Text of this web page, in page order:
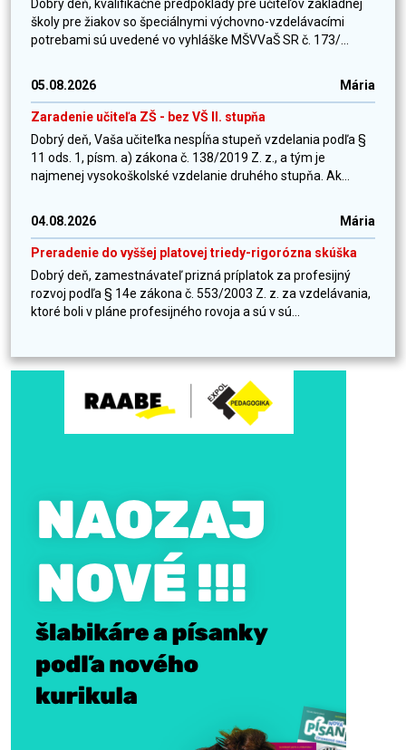
Dobrý deň, kvalifikačné predpoklady pre učiteľov základnej
školy pre žiakov so špeciálnymi výchovno-vzdelávacími
potrebami sú uvedené vo vyhláške MŠVVaŠ SR č. 173/...
05.08.2026 Mária
Zaradenie učiteľa ZŠ - bez VŠ II. stupňa
Dobrý deň, Vaša učiteľka nespĺňa stupeň vzdelania podľa §
11 ods. 1, písm. a) zákona č. 138/2019 Z. z., a tým je
najmenej vysokoškolské vzdelanie druhého stupňa. Ak...
04.08.2026 Mária
Preradenie do vyššej platovej triedy-rigorózna skúška
Dobrý deň, zamestnávateľ prizná príplatok za profesijný
rozvoj podľa § 14e zákona č. 553/2003 Z. z. za vzdelávania,
ktoré boli v pláne profesijného rovoja a sú v sú...